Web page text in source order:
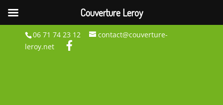
06 71 74 23 12
contact@couverture-
leroy.net
Couverture Leroy